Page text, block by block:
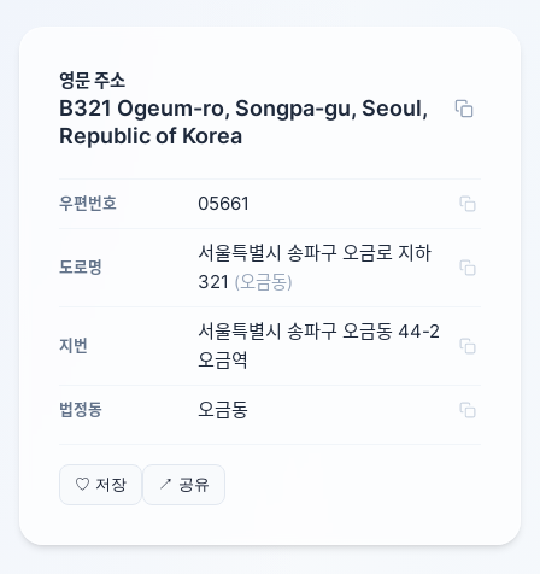
영문 주소
B321 Ogeum-ro, Songpa-gu, Seoul,
Republic of Korea
우편번호 05661
도로명
서울특별시 송파구 오금로 지하
321 (오금동)
지번
서울특별시 송파구 오금동 44-2
오금역
법정동 오금동
♡ 저장 ↗ 공유